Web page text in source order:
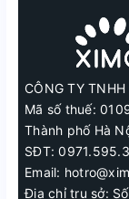
CÔNG TY
Mã số thuế:
Thành phố Hà
SĐT:
Email:
Địa chỉ trụ sở: